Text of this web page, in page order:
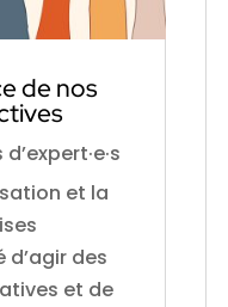
de nos
et la
des
et de